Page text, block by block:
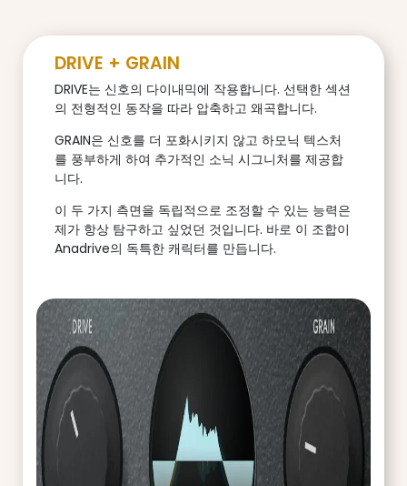
DRIVE + GRAIN
DRIVE는 신호의 다이내믹에 작용합니다. 선택한 섹션
의 전형적인 동작을 따라 압축하고 왜곡합니다.
GRAIN은 신호를 더 포화시키지 않고 하모닉 텍스처
를 풍부하게 하여 추가적인 소닉 시그니처를 제공합
니다.
이 두 가지 측면을 독립적으로 조정할 수 있는 능력은
제가 항상 탐구하고 싶었던 것입니다. 바로 이 조합이
Anadrive의 독특한 캐릭터를 만듭니다.